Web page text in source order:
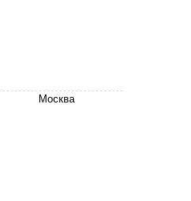
Москва